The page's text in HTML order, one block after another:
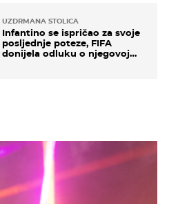
UZDRMANA STOLICA
Infantino se ispričao za svoje
posljednje poteze, FIFA
donijela odluku o njegovoj